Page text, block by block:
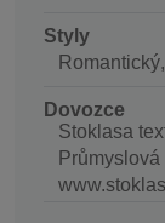
Styly
Dovozce
Stoklasa